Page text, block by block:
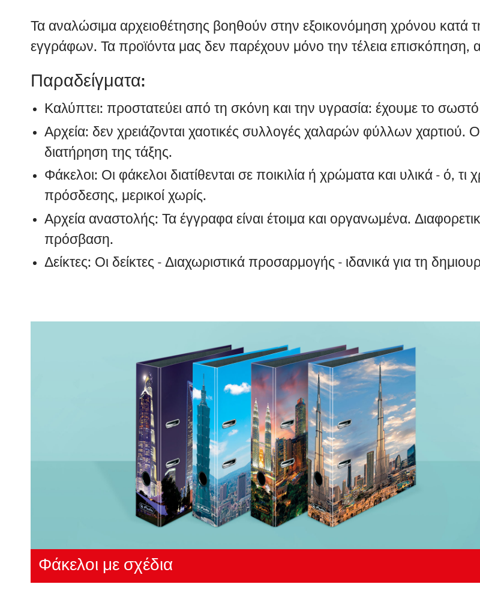
Τα αναλώσιμα αρχειοθέτησης βοηθούν στην εξοικονόμηση χρόνου κατά
εγγράφων. Τα προϊόντα μας δεν παρέχουν μόνο την τέλεια επισκόπηση,
Παραδείγματα:
Καλύπτει: προστατεύει από τη σκόνη και την υγρασία: έχουμε το
Αρχεία: δεν χρειάζονται χαοτικές συλλογές χαλαρών φύλλων χαρτιού.
διατήρηση της τάξης.
Φάκελοι: Οι φάκελοι διατίθενται σε ποικιλία ή χρώματα και υλικά - ό, τι
πρόσδεσης, μερικοί χωρίς.
Αρχεία αναστολής: Τα έγγραφα είναι έτοιμα και οργανωμένα.
πρόσβαση.
Δείκτες: Οι δείκτες - Διαχωριστικά προσαρμογής - ιδανικά για τη
Φάκελοι με σχέδια